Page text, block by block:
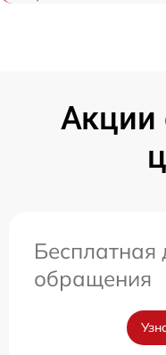
Акции
Бесплатная
обращения